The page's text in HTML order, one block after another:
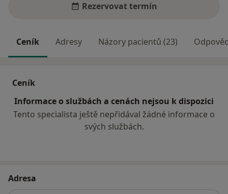
Rezervovat termín
Ceník Adresy Názory pacientů (23)
Ceník
Informace o službách a cenách nejsou k dispozici
Tento specialista ještě nepřidával žádné informace o
svých službách.
Adresa